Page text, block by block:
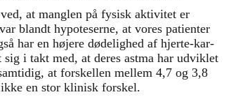
at manglen på fysisk aktivitet er
blandt hypoteserne, at vores patienter
har en højere dødelighed af hjerte-kar-
i takt med, at deres astma har udviklet
at forskellen mellem 4,7 og 3,8
en stor klinisk forskel.